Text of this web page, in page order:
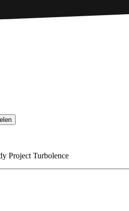
Project Turbolence